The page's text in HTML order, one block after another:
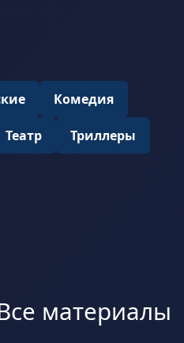
Комедия
Театр Триллеры
материалы